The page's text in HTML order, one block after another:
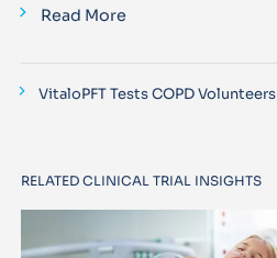
Read More
VitaloPFT Tests COPD Volunteers
RELATED CLINICAL TRIAL INSIGHTS